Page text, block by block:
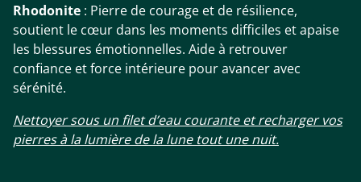
Rhodonite : Pierre de courage et de résilience,
soutient le cœur dans les moments difficiles et apaise
les blessures émotionnelles. Aide à retrouver
confiance et force intérieure pour avancer avec
sérénité.
Nettoyer sous un filet d’eau courante et recharger vos
pierres à la lumière de la lune tout une nuit.